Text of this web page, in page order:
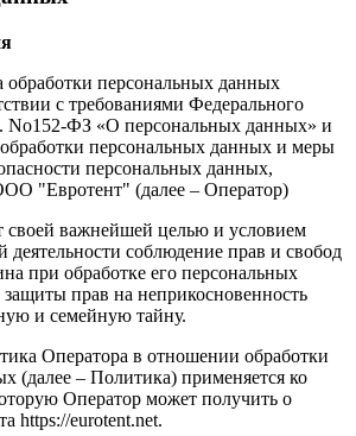
обработки персональных данных
с требованиями Федерального
No152-ФЗ «О персональных данных» и
обработки персональных данных и меры
персональных данных,
"Евротент" (далее – Оператор)
своей важнейшей целью и условием
деятельности соблюдение прав и свобод
при обработке его персональных
прав на неприкосновенность
и семейную тайну.
Оператора в отношении обработки
(далее – Политика) применяется ко
Оператор может получить о
https://eurotent.net.